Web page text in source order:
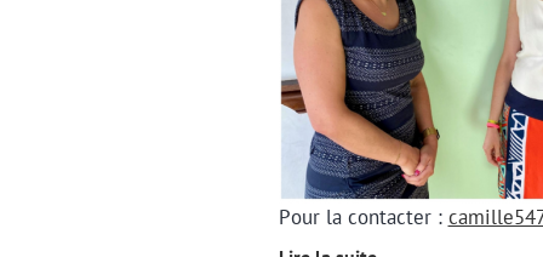
Pour la contacter :